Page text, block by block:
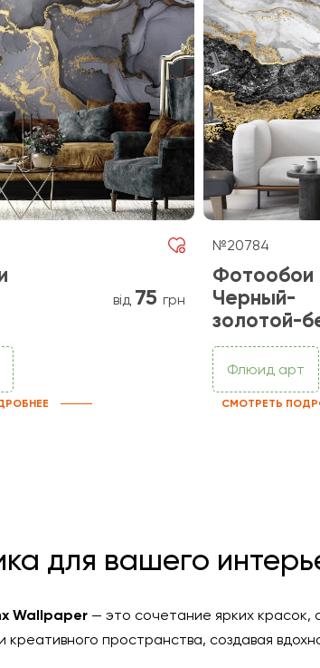
від 75 грн
№20784
Фотообои
Черный-
золотой-
Флюид арт
СМОТРЕТЬ
для вашего
Wallpaper — это сочетание ярких красок,
креативного пространства, создавая